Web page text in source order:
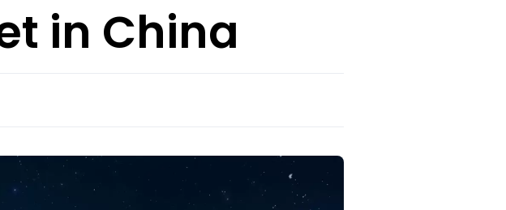
in China